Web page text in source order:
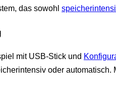
das sowohl
mit USB-Stick und
oder automatisch.